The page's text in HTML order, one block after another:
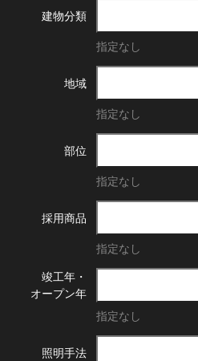
建物分類
指定なし
地域
指定なし
部位
指定なし
採用商品
指定なし
竣工年・
オープン年
指定なし
照明手法